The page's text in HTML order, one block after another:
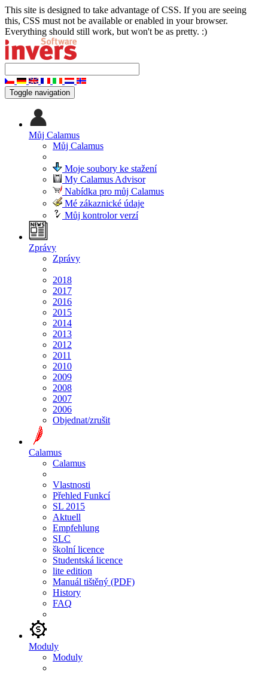
This site is designed to take advantage of CSS. If you are seeing
this, CSS must not be available or enabled in your browser.
Everything should still work, but won't be as pretty. :)
Toggle navigation
Můj Calamus
Můj Calamus
Moje soubory ke stažení
My Calamus Advisor
Nabídka pro můj Calamus
Mé zákaznické údaje
Můj kontrolor verzí
Zprávy
Zprávy
2018
2017
2016
2015
2014
2013
2012
2011
2010
2009
2008
2007
2006
Objednat/zrušit
Calamus
Calamus
Vlastnosti
Přehled Funkcí
SL 2015
Aktuell
Empfehlung
SLC
školní licence
Studentská licence
lite edition
Manuál tištěný (PDF)
History
FAQ
Moduly
Moduly